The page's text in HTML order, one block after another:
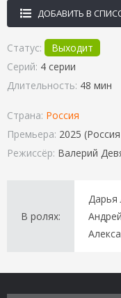
ДОБАВИТЬ В
Статус:
Выходит
Серий: 4 серии
Длительность: 48 мин
Страна: Россия
Премьера: 2025
Режиссёр: Валерий
В ролях:
Дарья